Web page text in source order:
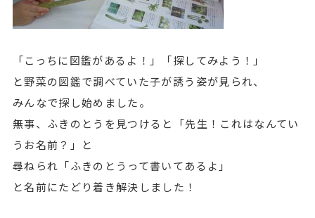
「こっちに図鑑があるよ！」「探してみよう！」
と野菜の図鑑で調べていた子が誘う姿が見られ、
みんなで探し始めました。
無事、ふきのとうを見つけると「先生！これはなんてい
うお名前？」と
尋ねられ「ふきのとうって書いてあるよ」
と名前にたどり着き解決しました！